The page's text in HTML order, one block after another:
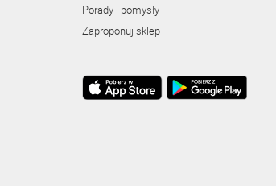
Porady i pomysły
Zaproponuj sklep